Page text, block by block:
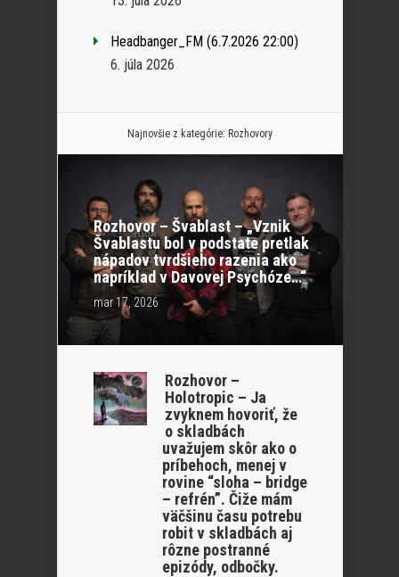
Headbanger_FM (6.7.2026 22:00)
6. júla 2026
Najnovšie z kategórie: Rozhovory
Rozhovor – Švablast – „Vznik
Švablastu bol v podstate pretlak
nápadov tvrdšieho razenia ako
napríklad v Davovej Psychóze…“
mar 17, 2026
Rozhovor –
Holotropic – Ja
zvyknem hovoriť, že
o skladbách
uvažujem skôr ako o
príbehoch, menej v
rovine “sloha – bridge
– refrén”. Čiže mám
väčšinu času potrebu
robit v skladbách aj
rôzne postranné
epizódy, odbočky.